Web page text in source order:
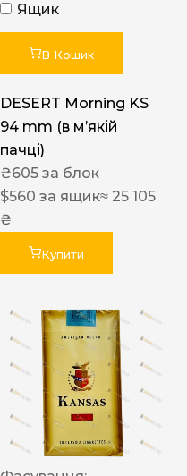
Ящик
В Кошик
DESERT Morning KS
94 mm (в мʼякій
пачці)
₴605 за блок
$560 за ящик≈ 25 105
₴
Купити